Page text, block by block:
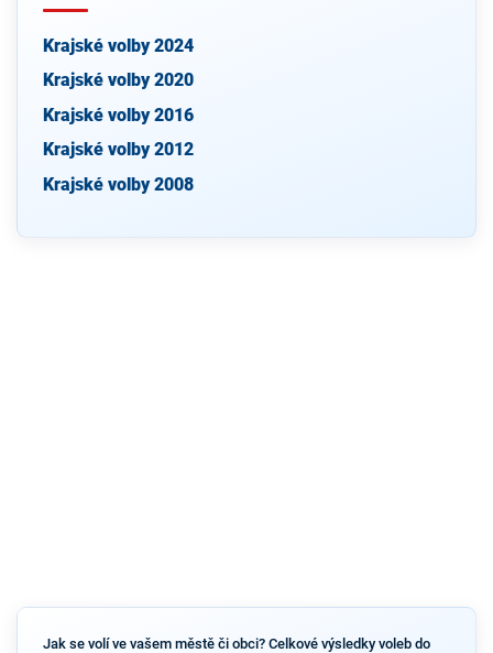
Krajské volby 2024
Krajské volby 2020
Krajské volby 2016
Krajské volby 2012
Krajské volby 2008
Jak se volí ve vašem městě či obci? Celkové výsledky voleb do